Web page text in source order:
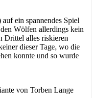
ein spannendes Spiel
Wölfen allerdings kein
Drittel alles riskieren
dieser Tage, wo die
konnte und so wurde
von Torben Lange